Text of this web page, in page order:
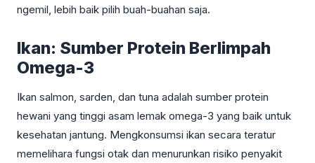
ngemil, lebih baik pilih buah-buahan saja.
Ikan: Sumber Protein Berlimpah
Omega-3
Ikan salmon, sarden, dan tuna adalah sumber protein
hewani yang tinggi asam lemak omega-3 yang baik untuk
kesehatan jantung. Mengkonsumsi ikan secara teratur
memelihara fungsi otak dan menurunkan risiko penyakit